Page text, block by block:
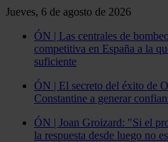
Jueves, 6 de agosto de 2026
ÓN | Las centrales de
competitiva en España a la
suficiente
ÓN | El secreto del éxito de
Constantine a generar
ÓN | Joan Groizard: "Si el
la respuesta desde luego no